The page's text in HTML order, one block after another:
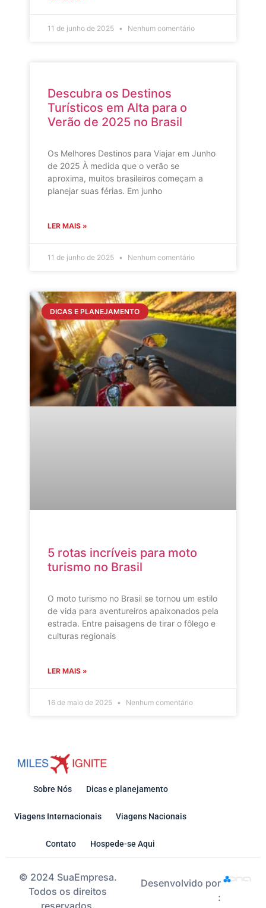
11 de junho de 2025 Nenhum comentário
Descubra os Destinos
Turísticos em Alta para o
Verão de 2025 no Brasil
Os Melhores Destinos para Viajar em Junho
de 2025 À medida que o verão se
aproxima, muitos brasileiros começam a
planejar suas férias. Em junho
LER MAIS »
11 de junho de 2025 Nenhum comentário
DICAS E PLANEJAMENTO
5 rotas incríveis para moto
turismo no Brasil
O moto turismo no Brasil se tornou um estilo
de vida para aventureiros apaixonados pela
estrada. Entre paisagens de tirar o fôlego e
culturas regionais
LER MAIS »
16 de maio de 2025 Nenhum comentário
Sobre Nós Dicas e planejamento
Viagens Internacionais Viagens Nacionais
Contato Hospede-se Aqui
© 2024 SuaEmpresa.
Todos os direitos
reservados.
Desenvolvido por
: